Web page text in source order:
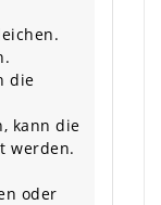
die
kann die
werden.
oder